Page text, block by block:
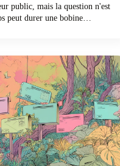
public, mais la question n'est
peut durer une bobine
techniques aux décisions
de se démarquer.